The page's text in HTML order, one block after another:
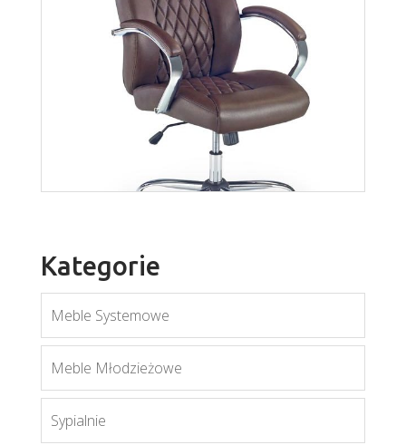
Malibu
Więcej
Odyseus
Więcej
Kategorie
Meble Systemowe
Meble Młodzieżowe
Sypialnie